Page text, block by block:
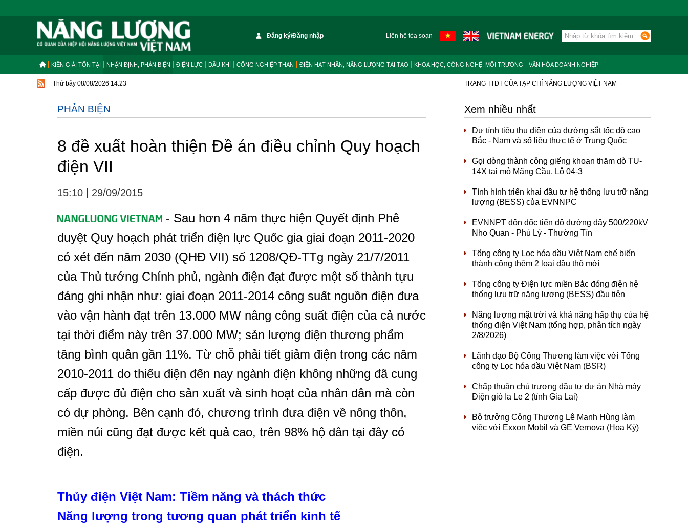
Đăng ký/Đăng nhập Liên hệ tòa soạn
KIẾN GIẢI TỒN TẠI NHẬN ĐỊNH, PHẢN BIỆN ĐIỆN LỰC DẦU KHÍ CÔNG NGHIỆP THAN ĐIỆN HẠT NHÂN, NĂNG LƯỢNG TÁI TẠO KHOA HỌC, CÔNG NGHỆ, MÔI TRƯỜNG VĂN HÓA DOANH NGHIỆP
Thứ bảy 08/08/2026 14:23 TRANG TTĐT CỦA TẠP CHÍ NĂNG LƯỢNG VIỆT NAM
PHẢN BIỆN
8 đề xuất hoàn thiện Đề án điều chỉnh Quy hoạch
điện VII
15:10 29/09/2015
- Sau hơn 4 năm thực hiện Quyết định Phê
duyệt Quy hoạch phát triển điện lực Quốc gia giai đoạn 2011-2020
có xét đến năm 2030 (QHĐ VII) số 1208/QĐ-TTg ngày 21/7/2011
của Thủ tướng Chính phủ, ngành điện đạt được một số thành tựu
đáng ghi nhận như: giai đoạn 2011-2014 công suất nguồn điện đưa
vào vận hành đạt trên 13.000 MW nâng công suất điện của cả nước
tại thời điểm này trên 37.000 MW; sản lượng điện thương phẩm
tăng bình quân gần 11%. Từ chỗ phải tiết giảm điện trong các năm
2010-2011 do thiếu điện đến nay ngành điện không những đã cung
cấp được đủ điện cho sản xuất và sinh hoạt của nhân dân mà còn
có dự phòng. Bên cạnh đó, chương trình đưa điện về nông thôn,
miền núi cũng đạt được kết quả cao, trên 98% hộ dân tại đây có
điện.
Thủy điện Việt Nam: Tiềm năng và thách thức
Năng lượng trong tương quan phát triển kinh tế
Xem nhiều nhất
Dự tính tiêu thụ điện của đường sắt tốc độ cao
Bắc - Nam và số liệu thực tế ở Trung Quốc
Gọi dòng thành công giếng khoan thăm dò TU-
14X tại mỏ Mãng Cầu, Lô 04-3
Tình hình triển khai đầu tư hệ thống lưu trữ năng
lượng (BESS) của EVNNPC
EVNNPT đôn đốc tiến độ đường dây 500/220kV
Nho Quan - Phủ Lý - Thường Tín
Tổng công ty Lọc hóa dầu Việt Nam chế biến
thành công thêm 2 loại dầu thô mới
Tổng công ty Điện lực miền Bắc đóng điện hệ
thống lưu trữ năng lượng (BESS) đầu tiên
Năng lượng mặt trời và khả năng hấp thụ của hệ
thống điện Việt Nam (tổng hợp, phân tích ngày
2/8/2026)
Lãnh đạo Bộ Công Thương làm việc với Tổng
công ty Lọc hóa dầu Việt Nam (BSR)
Chấp thuận chủ trương đầu tư dự án Nhà máy
Điện gió Ia Le 2 (tỉnh Gia Lai)
Bộ trưởng Công Thương Lê Mạnh Hùng làm
việc với Exxon Mobil và GE Vernova (Hoa Kỳ)